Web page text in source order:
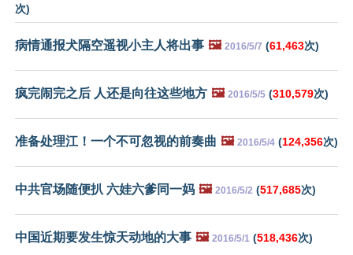
次)
病情通报犬隔空遥视小主人将出事 🖼️ 2016/5/7 (61,463次)
疯完闹完之后 人还是向往这些地方 🖼️ 2016/5/5 (310,579次)
准备处理江！一个不可忽视的前奏曲 🖼️ 2016/5/4 (124,356次)
中共官场随便扒 六娃六爹同一妈 🖼️ 2016/5/2 (517,685次)
中国近期要发生惊天动地的大事 🖼️ 2016/5/1 (518,436次)